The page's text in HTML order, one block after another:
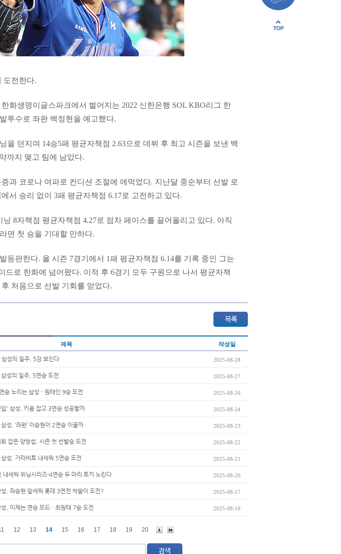
도전한다.
화생명이글스파크에서 벌어지는 2022 신한은행 SOL KBO리그 한
투수로 좌완 백정현을 예고했다.
을 던지며 14승5패 평균자책점 2.63으로 데뷔 후 최고 시즌을 보낸 백
까지 맺고 팀에 남았다.
과 코로나 여파로 컨디션 조절에 애먹었다. 지난달 중순부터 선발 로
서 승리 없이 3패 평균자책점 6.17로 고전하고 있다.
8자책점 평균자책점 4.27로 점차 페이스를 끌어올리고 있다. 아직
면 첫 승을 기대할 만하다.
등판한다. 올 시즌 7경기에서 1패 평균자책점 6.14를 기록 중인 그는
드로 한화에 넘어왔다. 이적 후 6경기 모두 구원으로 나서 평균자책
처음으로 선발 기회를 얻었다.
제목 작성일
삼성의 질주, 5강 보인다 2025-08-28
삼성의 질주, 5연승 도전 2025-08-27
승 노리는 삼성…원태인 9승 도전 2025-08-26
' 삼성, 키움 잡고 3연승 성공할까 2025-08-24
성, ‘좌완’ 이승현이 2연승 이끌까 2025-08-23
잡은 양창섭, 시즌 첫 선발승 도전 2025-08-22
삼성, 가라비토 내세워 5연승 도전 2025-08-21
세워 위닝시리즈-4연승 두 마리 토끼 노린다 2025-08-20
, 좌승현 앞세워 롯데 3연전 싹쓸이 도전? 2025-08-17
, 이제는 연승 모드…최원태 7승 도전 2025-08-16
12 13 14 15 16 17 18 19 20